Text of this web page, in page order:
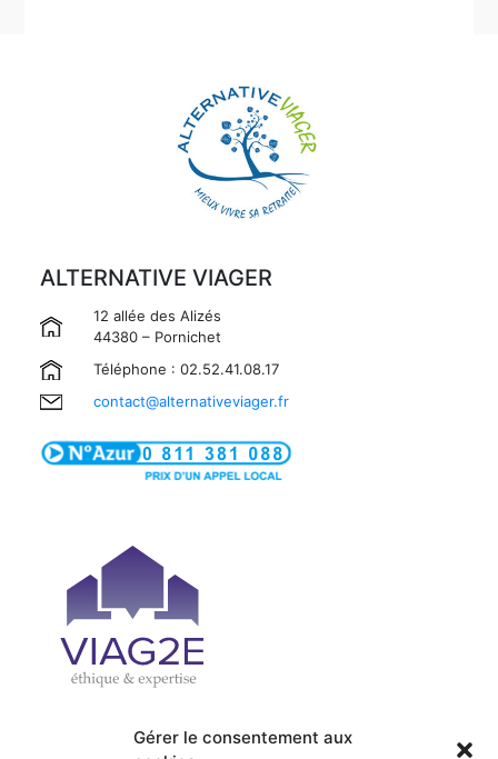
Gérer le consentement aux
ALTERNATIVE VIAGER
12 allée des Alizés
44380 – Pornichet
Téléphone : 02.52.41.08.17
contact@alternativeviager.fr